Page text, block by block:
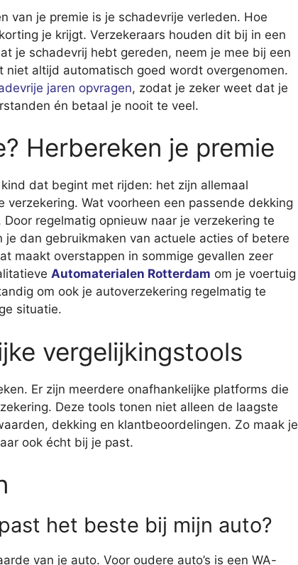
van je premie is je schadevrije verleden. Hoe
je krijgt. Verzekeraars houden dit bij in een
je schadevrij hebt gereden, neem je mee bij een
altijd automatisch goed wordt overgenomen.
jaren opvragen, zodat je zeker weet dat je
én betaal je nooit te veel.
Herbereken je premie
dat begint met rijden: het zijn allemaal
Wat voorheen een passende dekking
regelmatig opnieuw naar je verzekering te
dan gebruikmaken van actuele acties of betere
maakt overstappen in sommige gevallen zeer
Automaterialen Rotterdam om je voertuig
om ook je autoverzekering regelmatig te
situatie.
vergelijkingstools
Er zijn meerdere onafhankelijke platforms die
Deze tools tonen niet alleen de laagste
dekking en klantbeoordelingen. Zo maak je
ook écht bij je past.
het beste bij mijn auto?
van je auto. Voor oudere auto’s is een WA-